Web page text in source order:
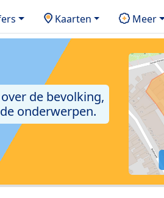
Kaarten Meer
de bevolking,
onderwerpen.